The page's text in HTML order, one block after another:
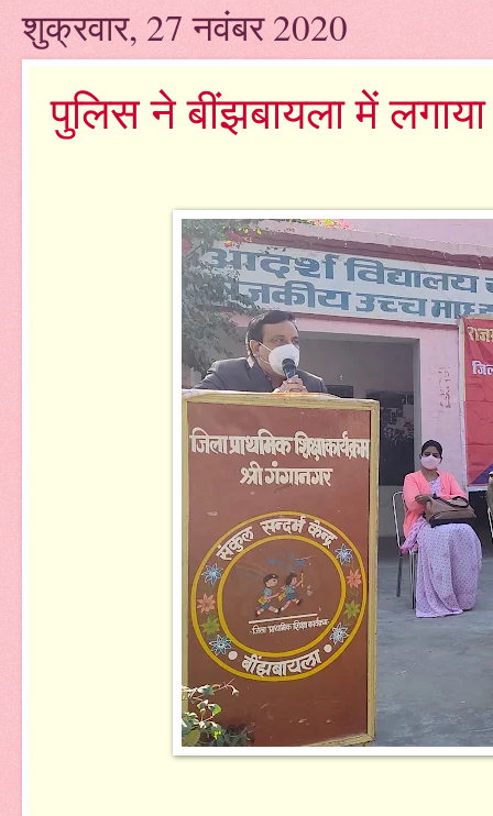
शुक्रवार, 27 नवंबर 2020
पुलिस ने बींझबायला में